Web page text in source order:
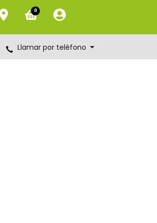
0
Llamar por teléfono